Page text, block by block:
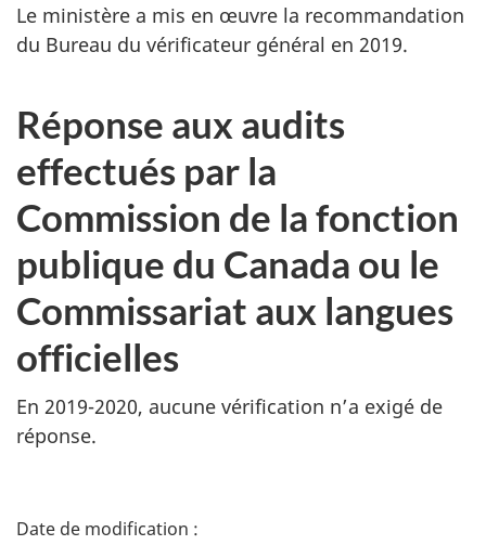
Le ministère a mis en œuvre la recommandation
du Bureau du vérificateur général en 2019.
Réponse aux audits
effectués par la
Commission de la fonction
publique du Canada ou le
Commissariat aux langues
officielles
En 2019-2020, aucune vérification n’a exigé de
réponse.
D